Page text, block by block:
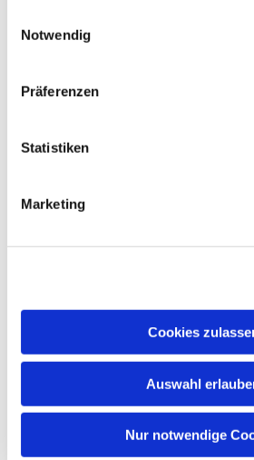
Notwendig
Präferenzen
Statistiken
Marketing
Cookies
Auswahl
Nur notwendige
EVANGELISCHE
MAINPERLEN